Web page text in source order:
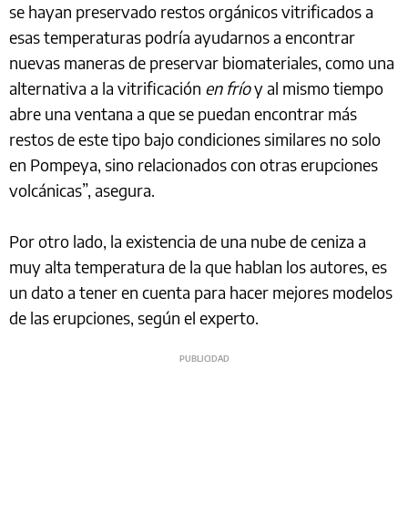
se hayan preservado restos orgánicos vitrificados a
esas temperaturas podría ayudarnos a encontrar
nuevas maneras de preservar biomateriales, como una
alternativa a la vitrificación en fríoy al mismo tiempo
abre una ventana a que se puedan encontrar más
restos de este tipo bajo condiciones similares no solo
en Pompeya, sino relacionados con otras erupciones
volcánicas”, asegura.
Por otro lado, la existencia de una nube de ceniza a
muy alta temperatura de la que hablan los autores, es
un dato a tener en cuenta para hacer mejores modelos
de las erupciones, según el experto.